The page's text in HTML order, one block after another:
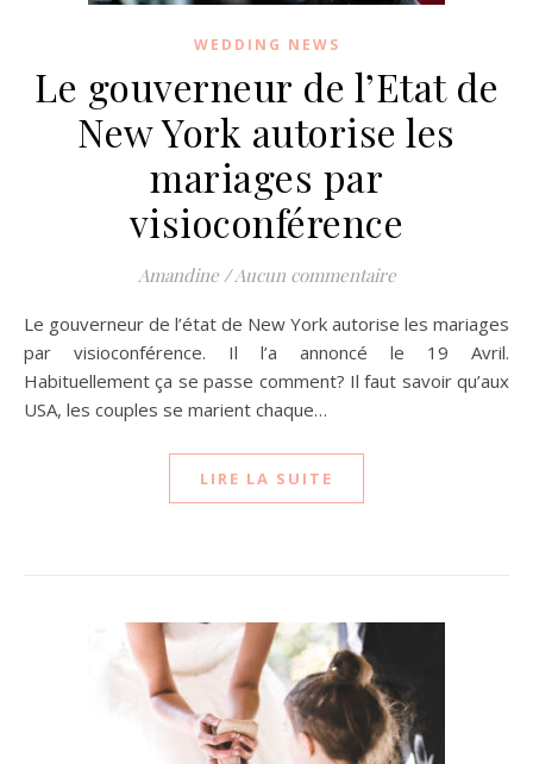
WEDDING NEWS
Le gouverneur de l’Etat de
New York autorise les
mariages par
visioconférence
Amandine /Aucun commentaire
Le gouverneur de l’état de New York autorise les mariages
par visioconférence. Il l’a annoncé le 19 Avril.
Habituellement ça se passe comment? Il faut savoir qu’aux
USA, les couples se marient chaque…
LIRE LA SUITE